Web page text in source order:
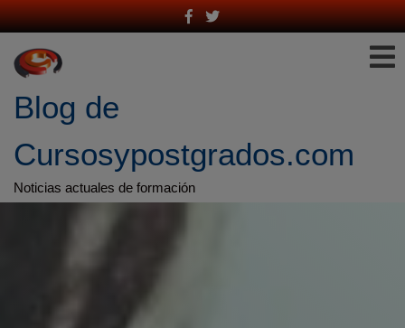
Saltar
al
contenido
Blog de
Cursosypostgrados.com
Noticias actuales de formación